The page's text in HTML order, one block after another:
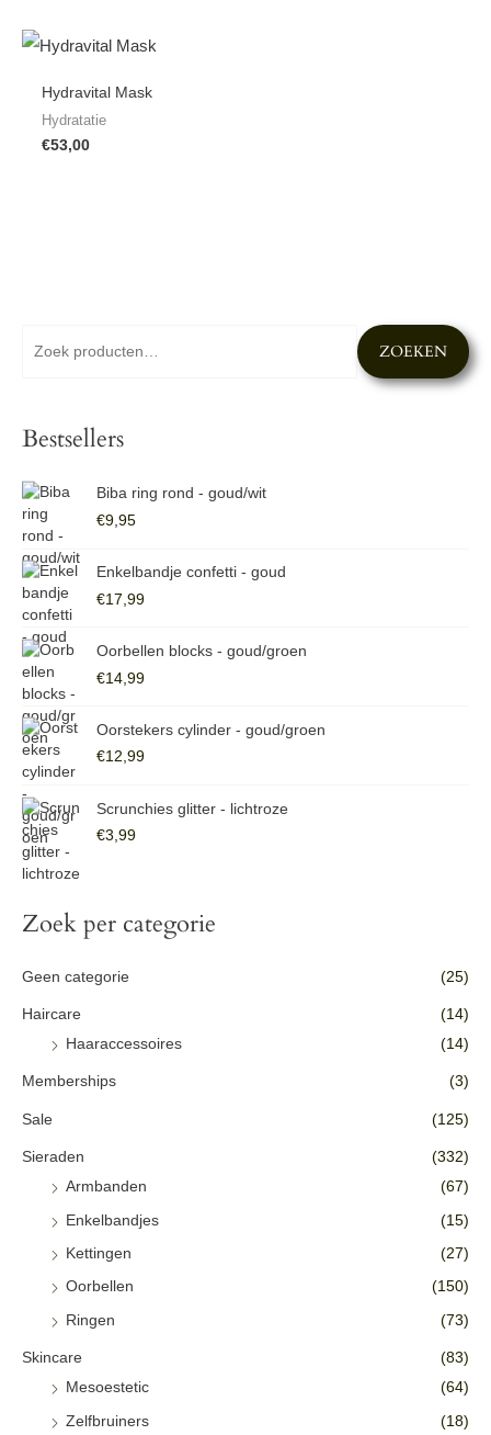
k
n
n
a
a
:
ZOEKEN
Bestsellers
Biba ring rond - goud/wit
€9,95
Enkelbandje confetti - goud
€17,99
Oorbellen blocks - goud/groen
€14,99
Oorstekers cylinder - goud/groen
€12,99
Scrunchies glitter - lichtroze
€3,99
Zoek per categorie
Geen categorie (25)
Haircare
(14)
Haaraccessoires
(14)
Memberships (3)
Sale (125)
Sieraden
(332)
Armbanden
(67)
Enkelbandjes (15)
Kettingen (27)
Oorbellen (150)
Ringen (73)
Skincare
(83)
Mesoestetic
(64)
Zelfbruiners (18)
M
i
M
a
Hydravital Mask
Hydratatie
€53,00